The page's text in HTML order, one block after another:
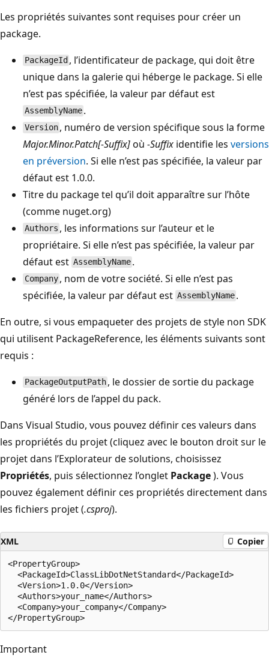
Les propriétés suivantes sont requises pour créer un
package.
PackageId , l’identificateur de package, qui doit être
unique dans la galerie qui héberge le package. Si elle
n’est pas spécifiée, la valeur par défaut est
AssemblyName .
Version , numéro de version spécifique sous la forme
Major.Minor.Patch[-Suffix]où -Suffix identifie les versions
en préversion. Si elle n’est pas spécifiée, la valeur par
défaut est 1.0.0.
Titre du package tel qu’il doit apparaître sur l’hôte
(comme nuget.org)
Authors , les informations sur l’auteur et le
propriétaire. Si elle n’est pas spécifiée, la valeur par
défaut est AssemblyName .
Company , nom de votre société. Si elle n’est pas
spécifiée, la valeur par défaut est AssemblyName .
En outre, si vous empaqueter des projets de style non SDK
qui utilisent PackageReference, les éléments suivants sont
requis :
PackageOutputPath , le dossier de sortie du package
généré lors de l’appel du pack.
Dans Visual Studio, vous pouvez définir ces valeurs dans
les propriétés du projet (cliquez avec le bouton droit sur le
projet dans l’Explorateur de solutions, choisissez
Propriétés, puis sélectionnez l’onglet Package). Vous
pouvez également définir ces propriétés directement dans
les fichiers projet (.csproj).
XML Copier
<PropertyGroup>
  <PackageId>ClassLibDotNetStandard</PackageId>
  <Version>1.0.0</Version>
  <Authors>your_name</Authors>
  <Company>your_company</Company>
Important